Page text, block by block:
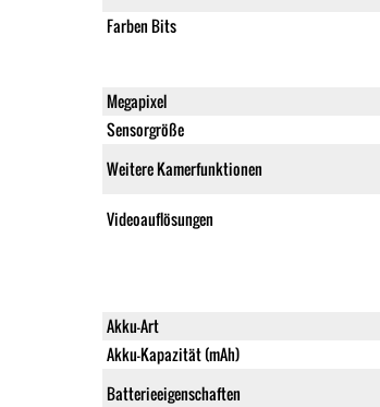
Farben Bits
Megapixel
Sensorgröße
Weitere Kamerfunktionen
Videoauflösungen
Akku-Art
Akku-Kapazität (mAh)
Batterieeigenschaften